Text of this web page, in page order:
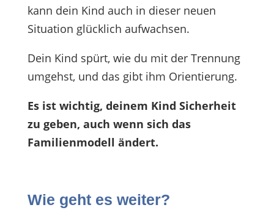
kann dein Kind auch in dieser neuen
Situation glücklich aufwachsen.
Dein Kind spürt, wie du mit der Trennung
umgehst, und das gibt ihm Orientierung.
Es ist wichtig, deinem Kind Sicherheit
zu geben, auch wenn sich das
Familienmodell ändert.
Wie geht es weiter?